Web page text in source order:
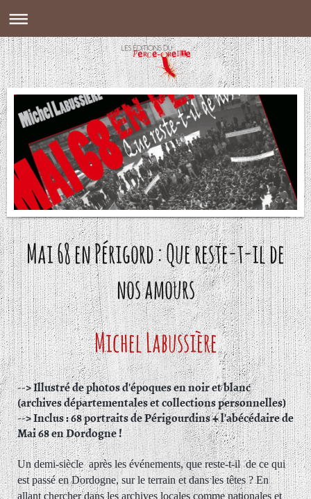
Mai 68 en Périgord : Que reste-t-il de
nos amours
Michel Labussière
--> Illustré de photos d'époques en noir et blanc
(archives départementales et collections personnelles)
--> Inclus : 68 portraits de Périgourdins + l'abécédaire de
Mai 68 en Dordogne !
Un demi-siècle après les événements, que reste-t-il de ce qui
est passé en Dordogne, sur le terrain et dans les têtes ? En
allant chercher dans les archives locales comme nationales et